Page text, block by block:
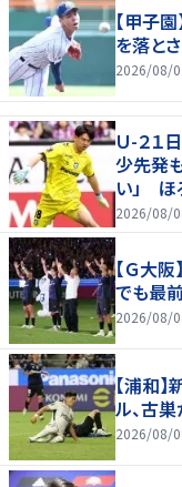
【甲子
を落と
2026/08/
Ｕ-２１
少先発
い」 ほ
2026/08/
【Ｇ大
でも最
2026/08/
【浦和
ル、古
2026/08/